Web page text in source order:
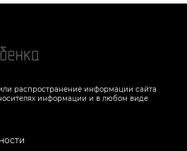
распространение информации сайта
информации и в любом виде